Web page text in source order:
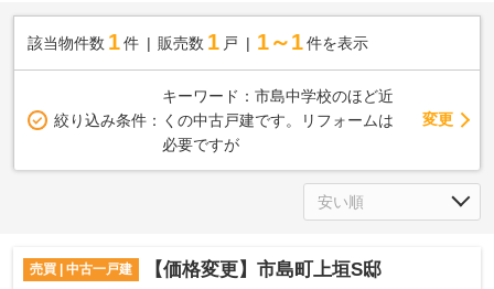
該当物件数 1件 販売数 1 戸 1～1 件を表示
絞り込み条件：
キーワード：市島中学校のほど近
くの中古戸建です。リフォームは
必要ですが
変更
売買 | 中古一戸建 【価格変更】市島町上垣S邸